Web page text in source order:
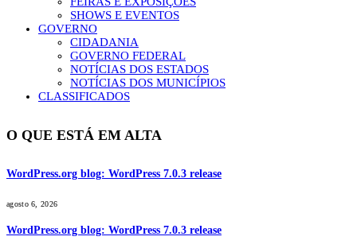
SHOWS E EVENTOS
GOVERNO
CIDADANIA
GOVERNO FEDERAL
NOTÍCIAS DOS ESTADOS
NOTÍCIAS DOS MUNICÍPIOS
CLASSIFICADOS
O QUE ESTÁ EM ALTA
WordPress.org blog: WordPress 7.0.3 release
agosto 6, 2026
WordPress.org blog: WordPress 7.0.3 release